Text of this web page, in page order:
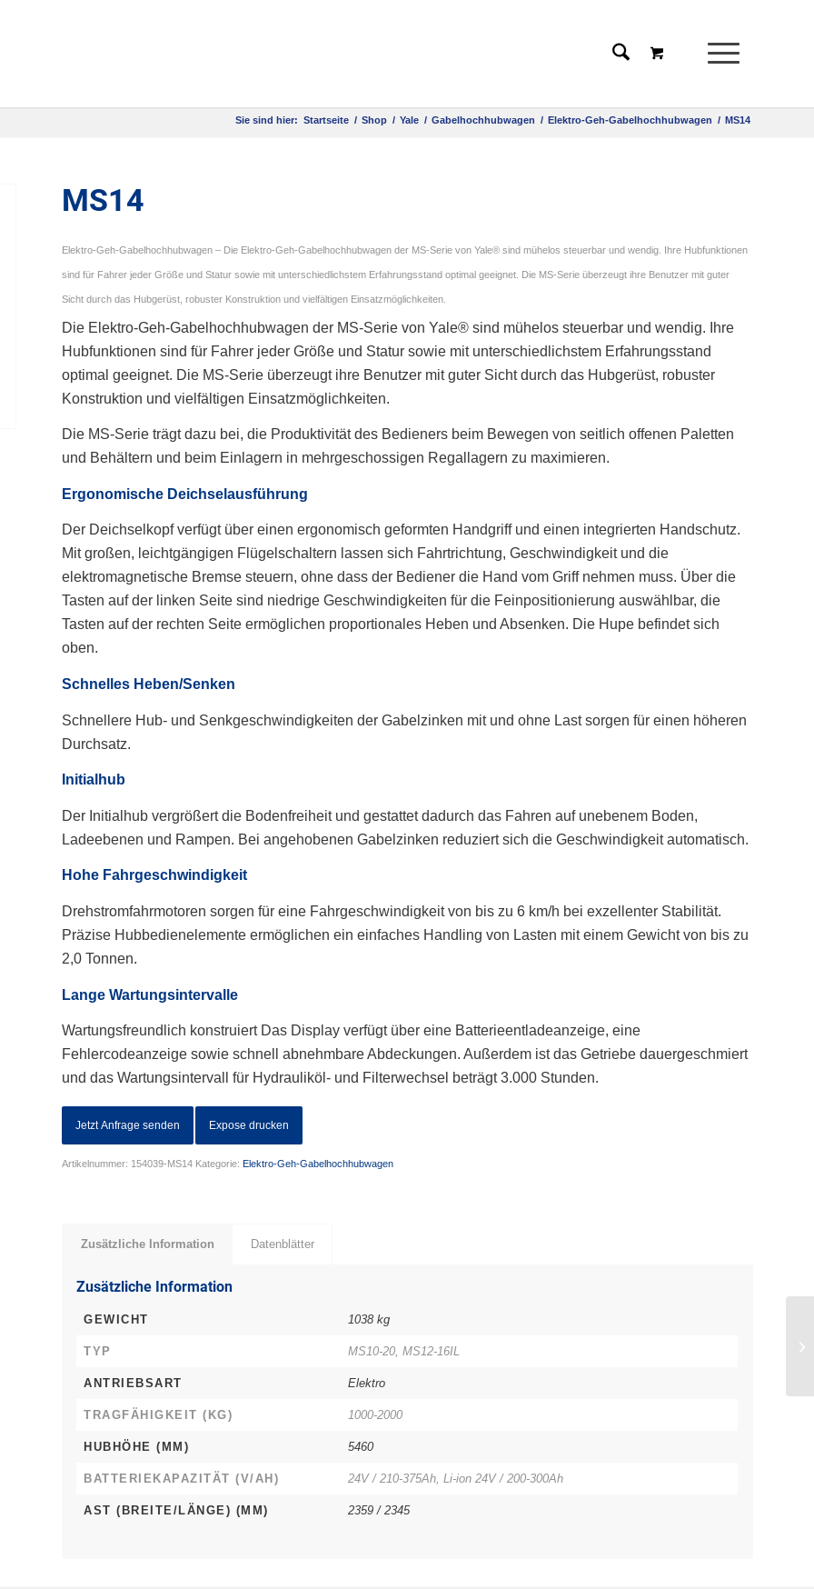
Sie sind hier: Startseite / Shop / Yale / Gabelhochhubwagen / Elektro-Geh-Gabelhochhubwagen / MS14
MS14
Elektro-Geh-Gabelhochhubwagen – Die Elektro-Geh-Gabelhochhubwagen der MS-Serie von Yale® sind mühelos steuerbar und wendig. Ihre Hubfunktionen
sind für Fahrer jeder Größe und Statur sowie mit unterschiedlichstem Erfahrungsstand optimal geeignet. Die MS-Serie überzeugt ihre Benutzer mit guter
Sicht durch das Hubgerüst, robuster Konstruktion und vielfältigen Einsatzmöglichkeiten.
Die Elektro-Geh-Gabelhochhubwagen der MS-Serie von Yale® sind mühelos steuerbar und wendig. Ihre
Hubfunktionen sind für Fahrer jeder Größe und Statur sowie mit unterschiedlichstem Erfahrungsstand
optimal geeignet. Die MS-Serie überzeugt ihre Benutzer mit guter Sicht durch das Hubgerüst, robuster
Konstruktion und vielfältigen Einsatzmöglichkeiten.
Die MS-Serie trägt dazu bei, die Produktivität des Bedieners beim Bewegen von seitlich offenen Paletten
und Behältern und beim Einlagern in mehrgeschossigen Regallagern zu maximieren.
Ergonomische Deichselausführung
Der Deichselkopf verfügt über einen ergonomisch geformten Handgriff und einen integrierten Handschutz.
Mit großen, leichtgängigen Flügelschaltern lassen sich Fahrtrichtung, Geschwindigkeit und die
elektromagnetische Bremse steuern, ohne dass der Bediener die Hand vom Griff nehmen muss. Über die
Tasten auf der linken Seite sind niedrige Geschwindigkeiten für die Feinpositionierung auswählbar, die
Tasten auf der rechten Seite ermöglichen proportionales Heben und Absenken. Die Hupe befindet sich
oben.
Schnelles Heben/Senken
Schnellere Hub- und Senkgeschwindigkeiten der Gabelzinken mit und ohne Last sorgen für einen höheren
Durchsatz.
Initialhub
Der Initialhub vergrößert die Bodenfreiheit und gestattet dadurch das Fahren auf unebenem Boden,
Ladeebenen und Rampen. Bei angehobenen Gabelzinken reduziert sich die Geschwindigkeit automatisch.
Hohe Fahrgeschwindigkeit
Drehstromfahrmotoren sorgen für eine Fahrgeschwindigkeit von bis zu 6 km/h bei exzellenter Stabilität.
Präzise Hubbedienelemente ermöglichen ein einfaches Handling von Lasten mit einem Gewicht von bis zu
2,0 Tonnen.
Lange Wartungsintervalle
Wartungsfreundlich konstruiert Das Display verfügt über eine Batterieentladeanzeige, eine
Fehlercodeanzeige sowie schnell abnehmbare Abdeckungen. Außerdem ist das Getriebe dauergeschmiert
und das Wartungsintervall für Hydrauliköl- und Filterwechsel beträgt 3.000 Stunden.
Jetzt Anfrage senden Expose drucken
Artikelnummer: 154039-MS14 Kategorie:Elektro-Geh-Gabelhochhubwagen
Zusätzliche Information Datenblätter
Zusätzliche Information
GEWICHT 1038 kg
TYP MS10-20, MS12-16IL
ANTRIEBSART Elektro
TRAGFÄHIGKEIT (KG) 1000-2000
HUBHÖHE (MM) 5460
BATTERIEKAPAZITÄT (V/AH) 24V / 210-375Ah, Li-ion 24V / 200-300Ah
AST (BREITE/LÄNGE) (MM) 2359 / 2345